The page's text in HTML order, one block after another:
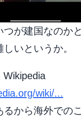
つが建国なのか
いというか。
wiki/...
るから海外での